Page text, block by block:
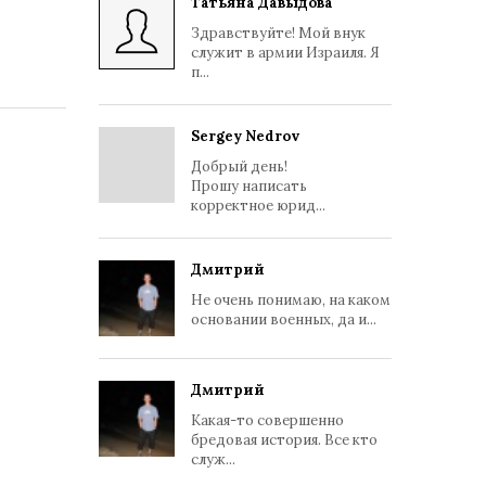
Здравствуйте! Мой внук
служит в армии Израиля. Я
п...
Sergey Nedrov
Добрый день!
Прошу написать
корректное юрид...
Дмитрий
Не очень понимаю, на каком
основании военных, да и...
Дмитрий
Какая-то совершенно
бредовая история. Все кто
служ...